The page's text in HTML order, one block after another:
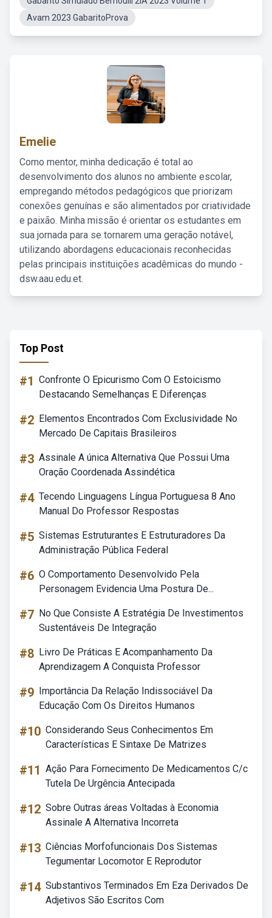
Avam 2023 GabaritoProva
Emelie
Como mentor, minha dedicação é total ao
desenvolvimento dos alunos no ambiente escolar,
empregando métodos pedagógicos que priorizam
conexões genuínas e são alimentados por criatividade
e paixão. Minha missão é orientar os estudantes em
sua jornada para se tornarem uma geração notável,
utilizando abordagens educacionais reconhecidas
pelas principais instituições acadêmicas do mundo -
dsw.aau.edu.et.
Top Post
#1 Confronte O Epicurismo Com O Estoicismo
Destacando Semelhanças E Diferenças
#2 Elementos Encontrados Com Exclusividade No
Mercado De Capitais Brasileiros
#3 Assinale A única Alternativa Que Possui Uma
Oração Coordenada Assindética
#4 Tecendo Linguagens Língua Portuguesa 8 Ano
Manual Do Professor Respostas
#5 Sistemas Estruturantes E Estruturadores Da
Administração Pública Federal
#6 O Comportamento Desenvolvido Pela
Personagem Evidencia Uma Postura De...
#7 No Que Consiste A Estratégia De Investimentos
Sustentáveis De Integração
#8 Livro De Práticas E Acompanhamento Da
Aprendizagem A Conquista Professor
#9 Importância Da Relação Indissociável Da
Educação Com Os Direitos Humanos
#10 Considerando Seus Conhecimentos Em
Características E Sintaxe De Matrizes
#11 Ação Para Fornecimento De Medicamentos C/c
Tutela De Urgência Antecipada
#12 Sobre Outras áreas Voltadas à Economia
Assinale A Alternativa Incorreta
#13 Ciências Morfofuncionais Dos Sistemas
Tegumentar Locomotor E Reprodutor
#14 Substantivos Terminados Em Eza Derivados De
Adjetivos São Escritos Com